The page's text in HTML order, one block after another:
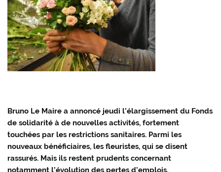
Bruno Le Maire a annoncé jeudi l’élargissement du Fonds
de solidarité à de nouvelles activités, fortement
touchées par les restrictions sanitaires. Parmi les
nouveaux bénéficiaires, les fleuristes, qui se disent
rassurés. Mais ils restent prudents concernant
notamment l’évolution des pertes d’emplois.